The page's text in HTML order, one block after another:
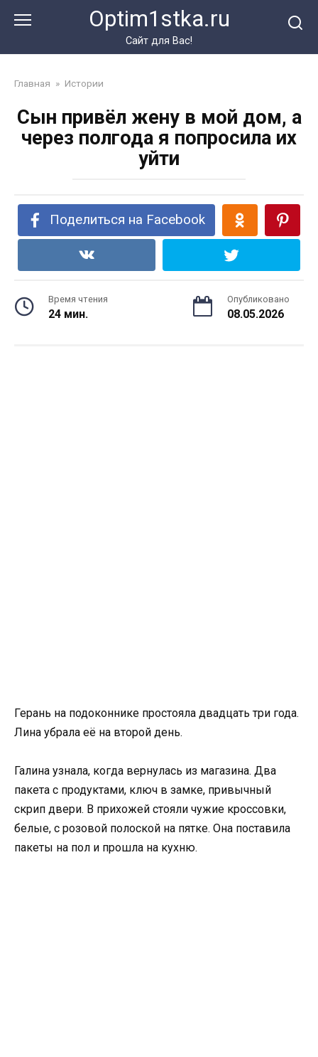
Optim1stka.ru
Сайт для Вас!
Главная » Истории
Сын привёл жену в мой дом, а
через полгода я попросила их
уйти
Поделиться на Facebook
Время чтения
24 мин.
Опубликовано
08.05.2026
Герань на подоконнике простояла двадцать три года.
Лина убрала её на второй день.
Галина узнала, когда вернулась из магазина. Два
пакета с продуктами, ключ в замке, привычный
скрип двери. В прихожей стояли чужие кроссовки,
белые, с розовой полоской на пятке. Она поставила
пакеты на пол и прошла на кухню.